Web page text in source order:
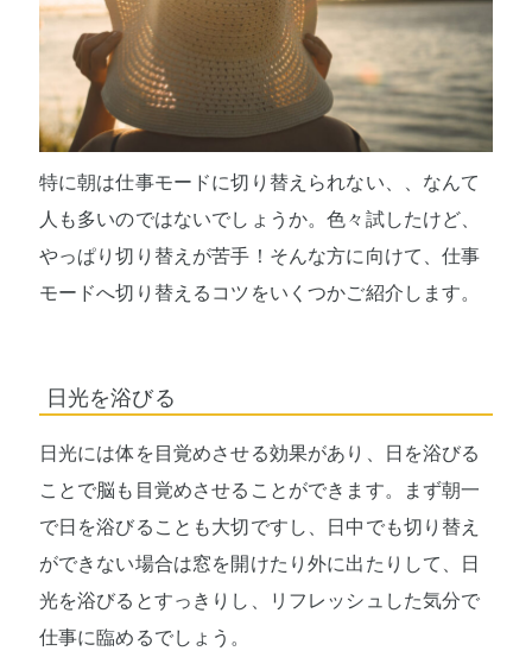
特に朝は仕事モードに切り替えられない、、なんて
人も多いのではないでしょうか。色々試したけど、
やっぱり切り替えが苦手！そんな方に向けて、仕事
モードへ切り替えるコツをいくつかご紹介します。
日光を浴びる
日光には体を目覚めさせる効果があり、日を浴びる
ことで脳も目覚めさせることができます。まず朝一
で日を浴びることも大切ですし、日中でも切り替え
ができない場合は窓を開けたり外に出たりして、日
光を浴びるとすっきりし、リフレッシュした気分で
仕事に臨めるでしょう。